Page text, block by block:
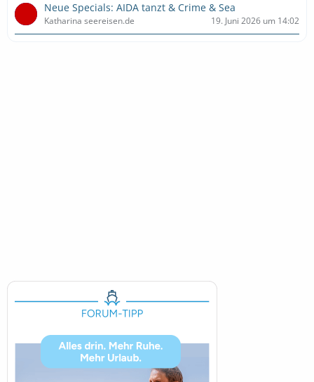
Neue Specials: AIDA tanzt & Crime & Sea
Katharina seereisen.de 19. Juni 2026 um 14:02